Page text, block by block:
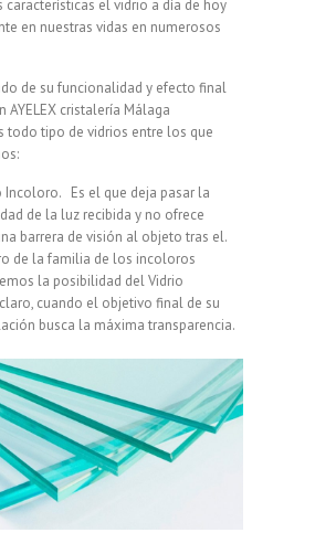
características el vidrio a día de hoy
en nuestras vidas en numerosos
de su funcionalidad y efecto final
AYELEX cristalería Málaga
todo tipo de vidrios entre los que
Incoloro. Es el que deja pasar la
de la luz recibida y no ofrece
barrera de visión al objeto tras el.
de la familia de los incoloros
la posibilidad del Vidrio
cuando el objetivo final de su
busca la máxima transparencia.